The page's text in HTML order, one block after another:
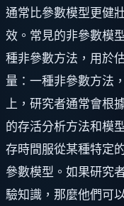
通常比參數模型更健
效。常見的非參數模
種非參數方法，用於
量：一種非參數方法
上，研究者通常會根
的存活分析方法和模
存時間服從某種特定
參數模型。如果研究
驗知識，那麼他們可